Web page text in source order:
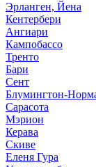
Эрланген, Йена
Кентербери
Ангиари
Кампобассо
Тренто
Бари
Сент
Блумингтон-
Сарасота
Мэрион
Керава
Скиве
Еленя Гура